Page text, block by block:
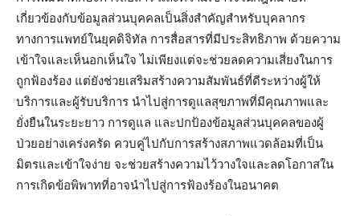
เกี่ยวข้องกับข้อมูลส่วนบุคคลเป็นสิ่งสำคัญสำหรับบุคลากร
ทางการแพทย์ในยุคดิจิทัล การสื่อสารที่มีประสิทธิภาพ ด้วยความ
เข้าใจและเห็นอกเห็นใจ ไม่เพียงแต่จะช่วยลดความเสี่ยงในการ
ถูกฟ้องร้อง แต่ยังช่วยเสริมสร้างความสัมพันธ์ที่ดีระหว่างผู้ให้
บริการและผู้รับบริการ นำไปสู่การดูแลสุขภาพที่มีคุณภาพและ
ยั่งยืนในระยะยาว การดูแล และปกป้องข้อมูลส่วนบุคคลของผู้
ป่วยอย่างเคร่งครัด ควบคู่ไปกับการสร้างสภาพแวดล้อมที่เป็น
มิตรและเข้าใจง่าย จะช่วยสร้างความไว้วางใจและลดโอกาสใน
การเกิดข้อพิพาทที่อาจนำไปสู่การฟ้องร้องในอนาคต